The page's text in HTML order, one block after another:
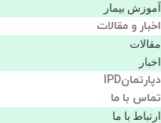
آموزش بیمار
اخبار و مقالات
مقالات
اخبار
دپارتمانIPD
تماس با ما
ارتباط با ما